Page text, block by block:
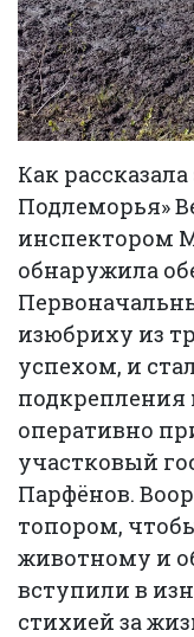
Как
Подлеморья»
инспектором
обнаружила
изюбриху из
успехом, и
подкрепления
оперативно
участковый
Парфёнов.
топором,
животному и
вступили в
стихией за